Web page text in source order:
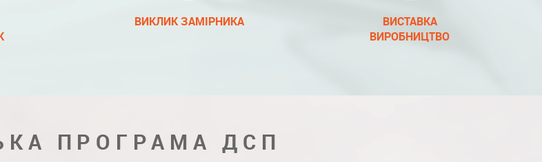
ВИКЛИК ЗАМІРНИКА
ВИСТАВКА
ВИРОБНИЦТВО
ПРОГРАМА ДСП